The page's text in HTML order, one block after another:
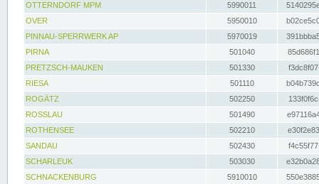
OTTERNDORF MPM
5990011
OVER
5950010
PINNAU-SPERRWERK AP
5970019
PIRNA
501040
PRETZSCH-MAUKEN
501330
RIESA
501110
ROGÄTZ
502250
ROSSLAU
501490
ROTHENSEE
502210
SANDAU
502430
SCHARLEUK
503030
SCHNACKENBURG
5910010